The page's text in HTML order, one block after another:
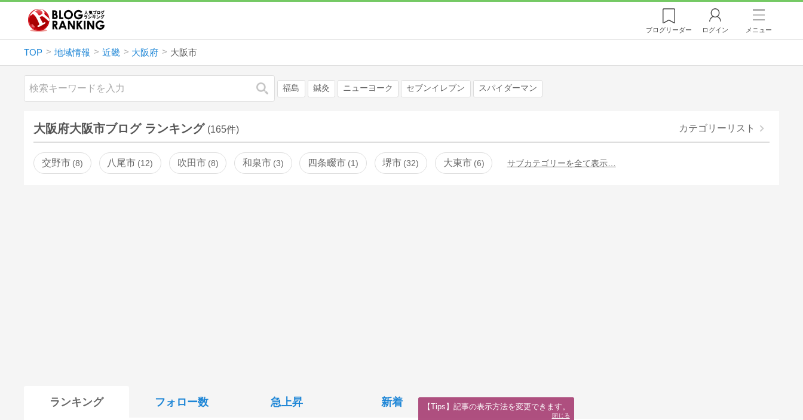
ブログリーダー ログイン メニュー
TOP 地域情報 近畿 大阪府 大阪市
検索 福島 鍼灸 ニューヨーク セブンイレブン スパイダーマン
大阪府大阪市ブログ ランキング (165件) カテゴリーリスト
交野市 8 八尾市 12 吹田市 8 和泉市 3 四条畷市 1 堺市 32 大東市 6 サブカテゴリーを全て表示…
ランキング フォロー数 急上昇 新着 【Tips】記事の表示方法を変更できます。
閉じる